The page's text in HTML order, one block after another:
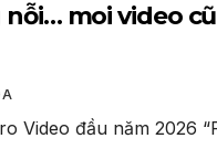
moi video
Video đầu năm